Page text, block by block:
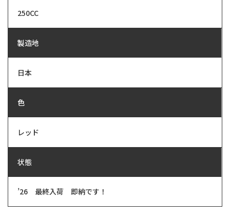
250CC
製造地
日本
色
レッド
状態
’26 最終入荷 即納です！